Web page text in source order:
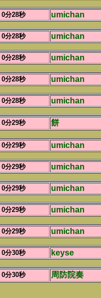
0分28秒 umichan
0分28秒 umichan
0分28秒 umichan
0分28秒 umichan
0分28秒 umichan
0分29秒 餅
0分29秒 umichan
0分29秒 umichan
0分29秒 umichan
0分29秒 umichan
0分29秒 umichan
0分30秒 keyse
0分30秒 周防院奏